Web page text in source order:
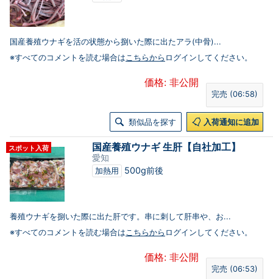
国産養殖ウナギを活の状態から捌いた際に出たアラ(中骨)...
※すべてのコメントを読む場合はこちらから ログインしてください。
価格: 非公開
完売 (06:58)
類似品を探す 入荷通知に追加
スポット入荷 国産養殖ウナギ 生肝【自社加工】
愛知
加熱用 500g前後
養殖ウナギを捌いた際に出た肝です。串に刺して肝串や、お...
※すべてのコメントを読む場合はこちらから ログインしてください。
価格: 非公開
完売 (06:53)